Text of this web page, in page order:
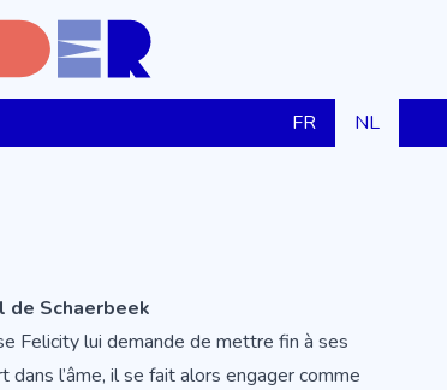
FR NL
de Schaerbeek
Felicity lui demande de mettre fin à ses
l’âme, il se fait alors engager comme